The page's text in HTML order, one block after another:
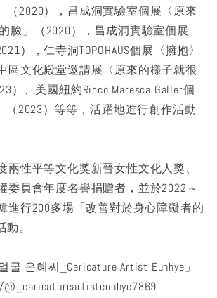
（2020），昌成洞實驗室個展〈原來
臉」（2020），昌成洞實驗室個展
），仁寺洞TOPOHAUS個展〈擁抱〉
區文化殿堂邀請展〈原來的樣子就很
）、美國紐約Ricco Maresca Galler個
（2023）等等，活躍地進行創作活動
兩性平等文化獎新晉女性文化人獎、
委員會年度名譽捐贈者，並於2022～
進行200多場「改善對於身心障礙者的
。
굴 은혜씨_Caricature Artist Eunhye」
@_caricatureartisteunhye7869